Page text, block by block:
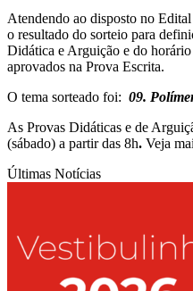
Atendendo ao disposto no
o resultado do sorteio para
Didática e Arguição e do
aprovados na Prova Escrita.
O tema sorteado foi: 09.
As Provas Didáticas e de
(sábado) a partir das 8h. Veja
Últimas Notícias